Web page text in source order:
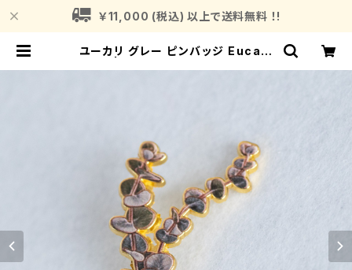
￥11,000 (税込) 以上で送料無料 ！!
ユーカリ グレー ピンバッジ Eucaly